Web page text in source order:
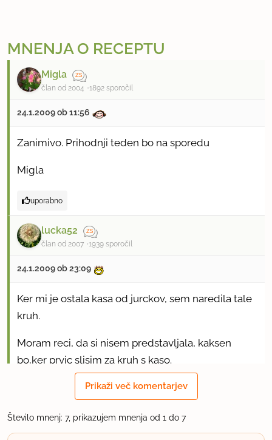
MNENJA O RECEPTU
Migla
član od 2004 1892 sporočil
24.1.2009 ob 11:56
Zanimivo. Prihodnji teden bo na sporedu
Migla
uporabno
lucka52
član od 2007 1939 sporočil
24.1.2009 ob 23:09
Ker mi je ostala kasa od jurckov, sem naredila tale
kruh.
Moram reci, da si nisem predstavljala, kaksen
bo,ker prvic slisim za kruh s kaso.
Rezultat: vec kot odlicen kruh,piko na i pa da
nisem dodala sladkorja, v testo pa se eno zlico olja
Prikaži več komentarjev
Število mnenj: 7, prikazujem mnenja od 1 do 7